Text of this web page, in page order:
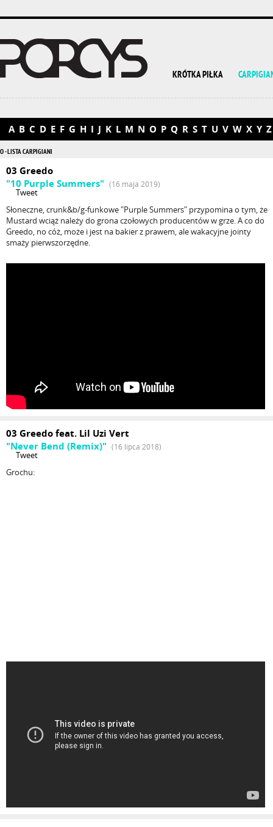
KRÓTKA PIŁKA
A B C D E F G H I J K L M N O P Q R S T U V W X Y Z
O - LISTA CARPIGIANI
03 Greedo
"10 Purple Summers" (16 maja 2019)
Tweet
Słoneczne, crunk&b/g-funkowe "Purple Summers" przypomina o tym, że
Mustard wciąż należy do grona czołowych producentów w grze. A co do
Greedo, no cóż, może i jest na bakier z prawem, ale wakacyjne jointy
smaży pierwszorzędne.
03 Greedo feat. Lil Uzi Vert
"Never Bend (Remix)" (16 lipca 2018)
Tweet
Grochu: